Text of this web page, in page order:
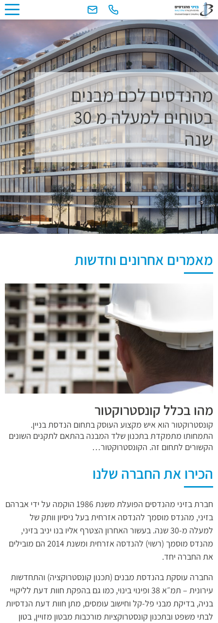
מהנדסים לכם מבנים
בטוחים למעלה מ 30
שנה
מאמרים אחרונים וחדשות
מהו בכלל קונסטרוקטור
קונסטרוקטור הוא איש מקצוע העוסק בתחום הנדסת בניין.
התמחותו מתמקדת בתכנון שלד המבנה בהתאם לתקנים השונים
הקשורים לתחום זה. הקונסטרוקטור…
הכירו את החברה שלנו
חברת בזיני מהנדסים הפועלת משנת 1986 הוקמה על ידי אברהם
בזיני, מהנדס מוסמך להנדסה אזרחית בעל ניסיון וותק של
למעלה מ-30 שנה. בעשור האחרון הצטרף אליו בנו יניב בזיני,
מהנדס מוסמך (רשוי) להנדסה אזרחית ומשנת 2014 הם מובילים
את החברה יחד.
החברה עוסקת בהנדסת מבנים (תכנון קונסטרוקציה) והתחדשות
עירונית – תמ״א 38 ופינוי בינוי, כמו גם בהפקת חוות דעת לליקויי
בניה, בדיקת מבני פל-קל וחישוב עומסים, מתן חוות דעת הנדסיות
לבתי משפט ובתכנון קונסטרוקציות מורכבות מבטון מזויין, בטון